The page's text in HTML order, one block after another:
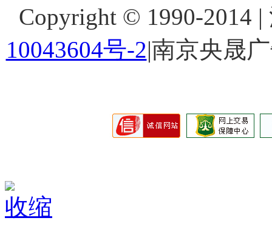
Copyright © 1990-2014
10043604号-2|南京央晟
收缩